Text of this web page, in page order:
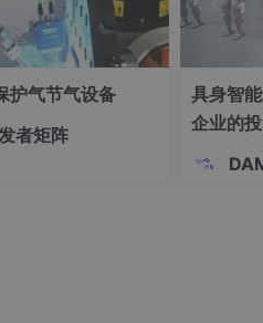
护气节气设备
者矩阵
具身智
企业的